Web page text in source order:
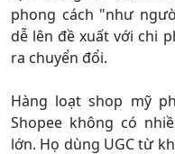
phong cách "như
dễ lên đề xuất với chi
ra chuyển đổi.
Hàng loạt shop mỹ
Shopee không có
lớn. Họ dùng UGC từ